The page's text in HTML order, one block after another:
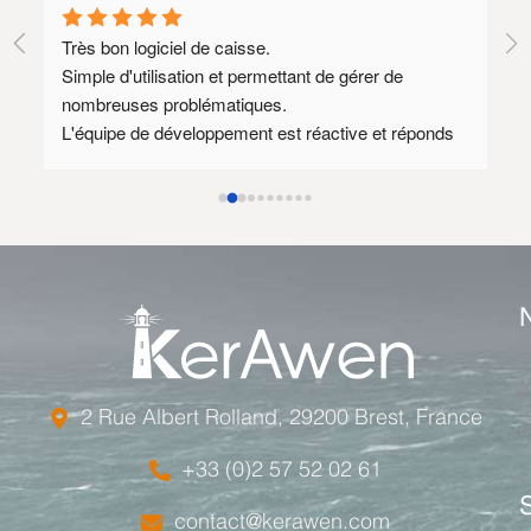
Logiciel complet et simple d'utilisation.
SAV réactif.
Il reste des points à améliorer, autant sur le logiciel
que dans les échanges, mais les progrès sont là et
2 Rue Albert Rolland, 29200 Brest, France
+33 (0)2 57 52 02 61
contact@kerawen.com